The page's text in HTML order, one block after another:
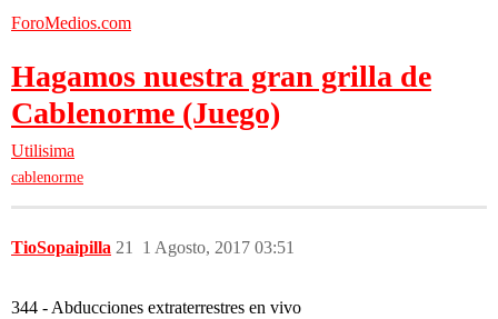
ForoMedios.com
Hagamos nuestra gran grilla de
Cablenorme (Juego)
Utilisima
cablenorme
TioSopaipilla 1 Agosto, 2017 03:51
21
344 - Abducciones extraterrestres en vivo